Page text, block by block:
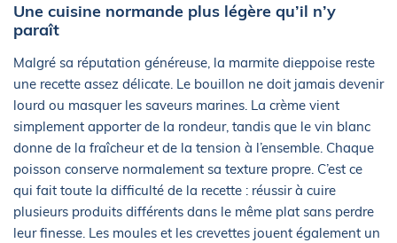
Une cuisine normande plus légère qu’il n’y
paraît
Malgré sa réputation généreuse, la marmite dieppoise reste
une recette assez délicate. Le bouillon ne doit jamais devenir
lourd ou masquer les saveurs marines. La crème vient
simplement apporter de la rondeur, tandis que le vin blanc
donne de la fraîcheur et de la tension à l’ensemble. Chaque
poisson conserve normalement sa texture propre. C’est ce
qui fait toute la difficulté de la recette : réussir à cuire
plusieurs produits différents dans le même plat sans perdre
leur finesse. Les moules et les crevettes jouent également un